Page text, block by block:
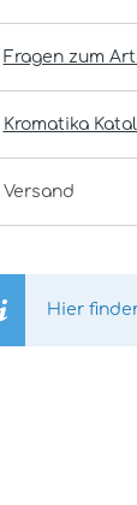
Fragen zum
Kromatika
Versand
Hier